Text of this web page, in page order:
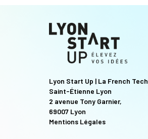
Lyon Start Up | La French Tech
Saint-Étienne Lyon
2 avenue Tony Garnier,
69007 Lyon
Mentions Légales